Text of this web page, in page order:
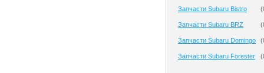
Запчасти Subaru Bistro (
Запчасти Subaru BRZ (
Запчасти Subaru Domingo (
Запчасти Subaru Forester (